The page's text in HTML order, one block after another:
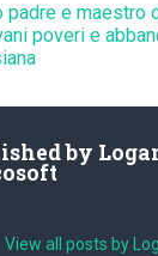
padre e maestro
poveri e
by
View all posts by